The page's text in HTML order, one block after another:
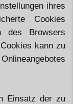
ihres
Cookies
des Browsers
kann zu
Einsatz der zu